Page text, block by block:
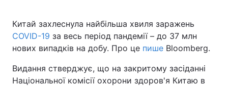
Головна Війна
Економіка Світ
Китай захлеснула найбільша хвиля заражень
COVID-19 за весь період пандемії – до 37 млн
нових випадків на добу. Про це пише Bloomberg.
Видання стверджує, що на закритому засіданні
Національної комісії охорони здоров'я Китаю в